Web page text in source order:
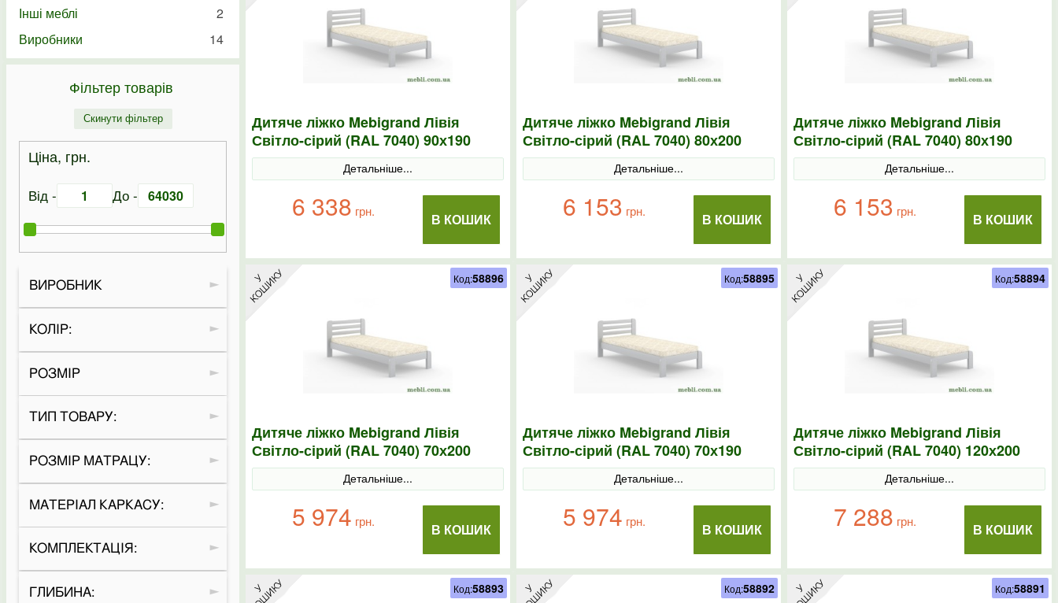
Дитяче ліжко Mebigrand Лівія
Світло-сірий (RAL 7040) 90х190
Детальніше...
В КОШИК
6 338 грн.
Дитяче ліжко Mebigrand Лівія
Світло-сірий (RAL 7040) 80х200
Детальніше...
В КОШИК
6 153 грн.
Дитяче ліжко Mebigrand Лівія
Світло-сірий (RAL 7040) 80х190
Детальніше...
В КОШИК
6 153 грн.
Дитяче ліжко Mebigrand Лівія
Світло-сірий (RAL 7040) 70х200
Детальніше...
В КОШИК
5 974 грн.
Код:58896
Дитяче ліжко Mebigrand Лівія
Світло-сірий (RAL 7040) 70х190
Детальніше...
В КОШИК
5 974 грн.
Код:58895
Дитяче ліжко Mebigrand Лівія
Світло-сірий (RAL 7040) 120х200
Детальніше...
В КОШИК
7 288 грн.
Код:58894
Код:58893 Код:58892 Код:58891
Інші меблі
2
Виробники
14
Фільтер товарів
Скинути фільтер
Ціна, грн.
Від - До -
ВИРОБНИК
КОЛІР:
РОЗМІР
ТИП ТОВАРУ:
РОЗМІР МАТРАЦУ:
МАТЕРІАЛ КАРКАСУ:
КОМПЛЕКТАЦІЯ:
ГЛИБИНА: